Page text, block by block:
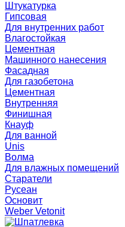
Штукатурка
Гипсовая
Для внутренних работ
Влагостойкая
Цементная
Машинного нанесения
Фасадная
Для газобетона
Цементная
Внутренняя
Финишная
Кнауф
Для ванной
Unis
Волма
Для влажных помещений
Старатели
Русеан
Основит
Weber Vetonit